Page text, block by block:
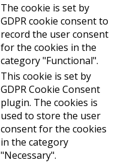
The cookie is set by
GDPR cookie consent to
record the user consent
for the cookies in the
category "Functional".
This cookie is set by
GDPR Cookie Consent
plugin. The cookies is
used to store the user
consent for the cookies
in the category
"Necessary".